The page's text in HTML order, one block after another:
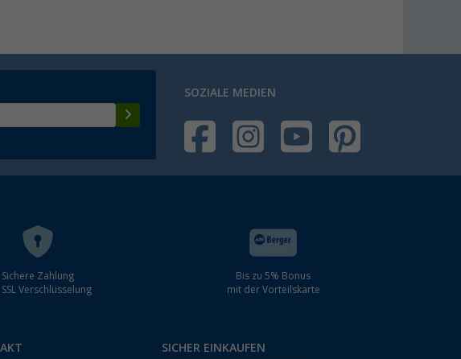
SOZIALE MEDIEN
Sichere Zahlung
Verschlüsselung
Bis zu 5% Bonus
mit der Vorteilskarte
SICHER EINKAUFEN